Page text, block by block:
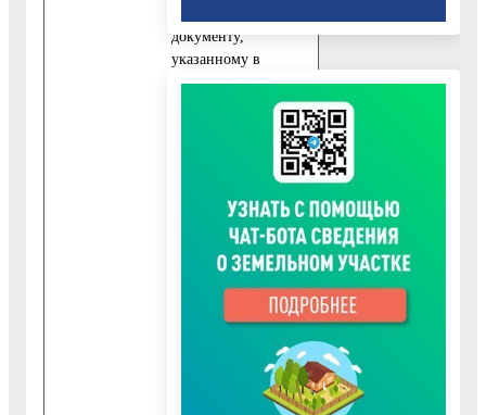
документу,
указанному в
пункте 10.1.1.
Административного
представляются
следующие
обязательные
документы:
10.3.1. Заявление,
Заявителем;
10.3.2. Документ,
удостоверяющий